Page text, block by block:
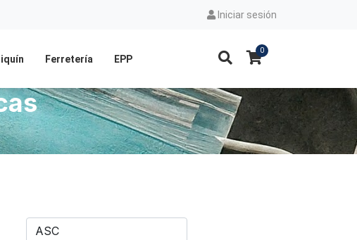
Iniciar sesión
Ferretería EPP
0